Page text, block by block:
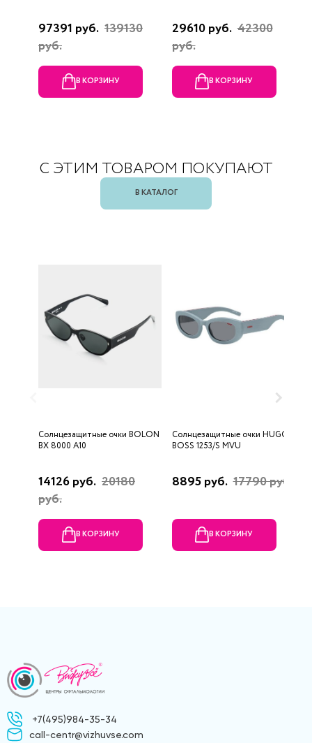
97391 руб. 139130
руб.
В КОРЗИНУ
29610 руб. 42300
руб.
В КОРЗИНУ
С ЭТИМ ТОВАРОМ ПОКУПАЮТ
В КАТАЛОГ
Солнцезащитные очки BOLON
BX 8000 A10
14126 руб. 20180
руб.
В КОРЗИНУ
Солнцезащитные очки HUGO
BOSS 1253/S MVU
8895 руб. 17790 руб.
В КОРЗИНУ
+7(495)984-35-34
call-centr@vizhuvse.com